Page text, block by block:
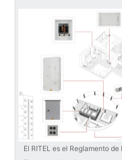
El RITEL es el Reglamento